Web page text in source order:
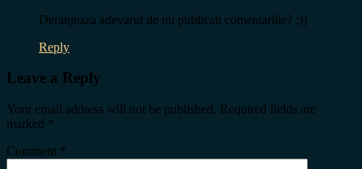
Deranjeaza adevarul de nu publicati comentariile? :))
Reply
Leave a Reply
Your email address will not be published. Required fields are
marked *
Comment *